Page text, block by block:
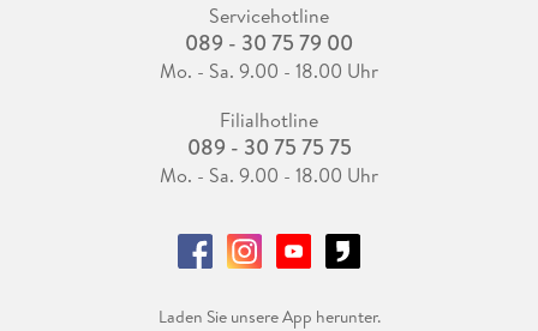
Servicehotline
089 - 30 75 79 00
Mo. - Sa. 9.00 - 18.00 Uhr
Filialhotline
089 - 30 75 75 75
Mo. - Sa. 9.00 - 18.00 Uhr
Laden Sie unsere App herunter.